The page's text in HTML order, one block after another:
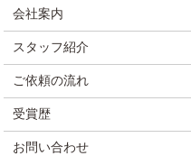
会社案内
スタッフ紹介
ご依頼の流れ
受賞歴
お問い合わせ